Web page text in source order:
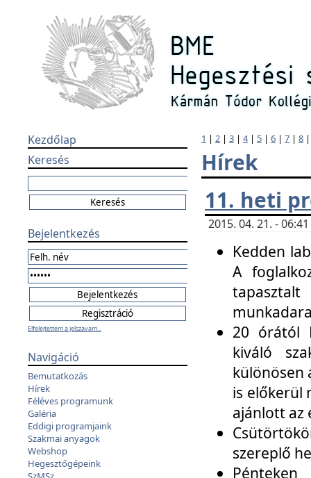
Kezdőlap
Keresés
Bejelentkezés
Elfelejtettem a jelszavam...
Navigáció
Bemutatkozás
Hírek
Féléves programunk
Galéria
Eddigi programjaink
Szakmai anyagok
Webshop
Hegesztőgépeink
1 | 2 | 3 | 4| 5 | 6 | 7 | 8
Hírek
11. heti
2015. 04. 21. -
Kedden
A
20 órától
kiváló
különösen
is előkerül
ajánlott az
szereplő